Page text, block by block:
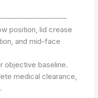
position, lid crease
and mid-face
objective baseline.
medical clearance,